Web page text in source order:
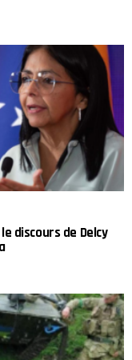
discours de Delcy